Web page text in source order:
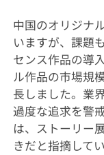
中国のオリジナ
いますが、課題
センス作品の導
ル作品の市場規
長しました。業
過度な追求を警
は、ストーリー
きだと指摘してい